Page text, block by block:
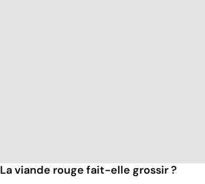
La viande rouge fait-elle grossir ?